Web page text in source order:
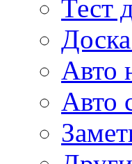
Тест
Авто
Авто